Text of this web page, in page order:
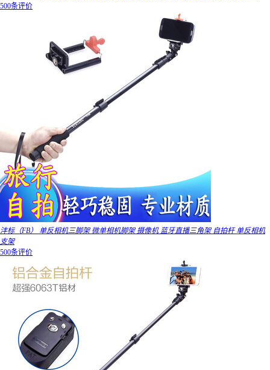
500条评价
沣标（FB） 单反相机三脚架 微单相机脚架 摄像机 蓝牙直播三角架 自拍杆 单反相机
支架
500条评价